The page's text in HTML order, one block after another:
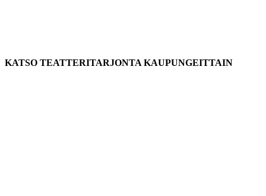
KATSO TEATTERITARJONTA KAUPUNGEITTAIN